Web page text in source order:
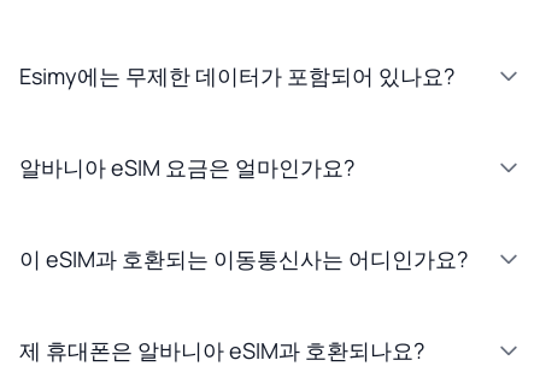
Esimy에는 무제한 데이터가 포함되어 있나요?
알바니아 eSIM 요금은 얼마인가요?
이 eSIM과 호환되는 이동통신사는 어디인가요?
제 휴대폰은 알바니아 eSIM과 호환되나요?